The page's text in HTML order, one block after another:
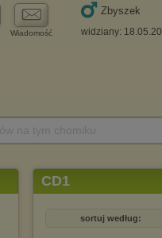
Wiadomość
Zbyszek
widziany:
CD1
sortuj według: